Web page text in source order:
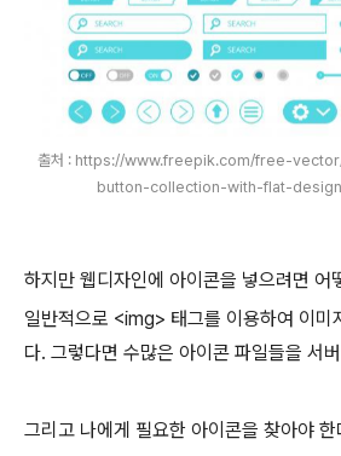
출처 : https://www.freepik.com/free-
button-collection-with-flat-
하지만 웹디자인에 아이콘을 넣으려면 어
일반적으로 <img> 태그를 이용하여 이미
다. 그렇다면 수많은 아이콘 파일들을 서
그리고 나에게 필요한 아이콘을 찾아야 한